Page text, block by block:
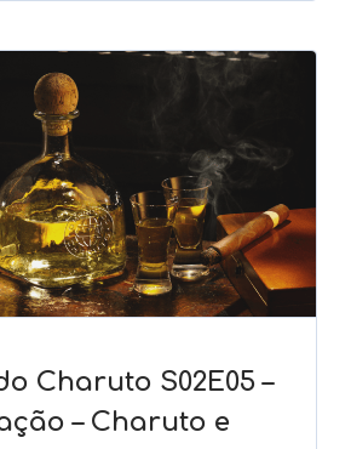
Charuto S02E05 –
– Charuto e